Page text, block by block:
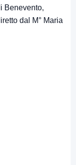
Benevento,
dal M° Maria